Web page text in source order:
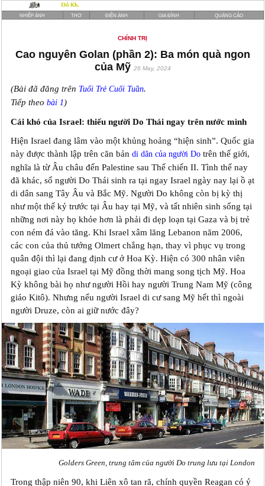
NHIẾP ẢNH THƠ ĐIỆN ẢNH GIA ĐÌNH QUẢNG CÁO
CHÍNH TRỊ
Cao nguyên Golan (phần 2): Ba món quà ngon
của Mỹ 26 May, 2024
(Bài đã đăng trên Tuổi Trẻ Cuối Tuần.
Tiếp theo bài 1)
Cái khó của Israel: thiếu người Do Thái ngay trên nước mình
Hiện Israel đang lâm vào một khủng hoảng “hiện sinh”. Quốc gia
này được thành lập trên căn bản di dân của người Dotrên thế giới,
nghĩa là từ Âu châu đến Palestine sau Thế chiến II. Tình thế nay
đã khác, số người Do Thái sinh ra tại ngay Israel ngày nay lại ồ ạt
di dân sang Tây Âu và Bắc Mỹ. Người Do không còn bị kỳ thị
như một thế kỷ trước tại Âu hay tại Mỹ, và tất nhiên sinh sống tại
những nơi này họ khỏe hơn là phải đi dẹp loạn tại Gaza và bị trẻ
con ném đá vào tăng. Khi Israel xâm lăng Lebanon năm 2006,
các con của thủ tướng Olmert chẳng hạn, thay vì phục vụ trong
quân đội thì lại đang định cư ở Hoa Kỳ. Hiện có 300 nhân viên
ngoại giao của Israel tại Mỹ đồng thời mang song tịch Mỹ. Hoa
Kỳ không bài họ như người Hồi hay người Trung Nam Mỹ (công
giáo Kitô). Nhưng nếu người Israel di cư sang Mỹ hết thì ngoài
người Druze, còn ai giữ nước đây?
Golders Green, trung tâm của người Do trung lưu tại London
Trong thập niên 90, khi Liên xô tan rã, chính quyền Reagan có ý